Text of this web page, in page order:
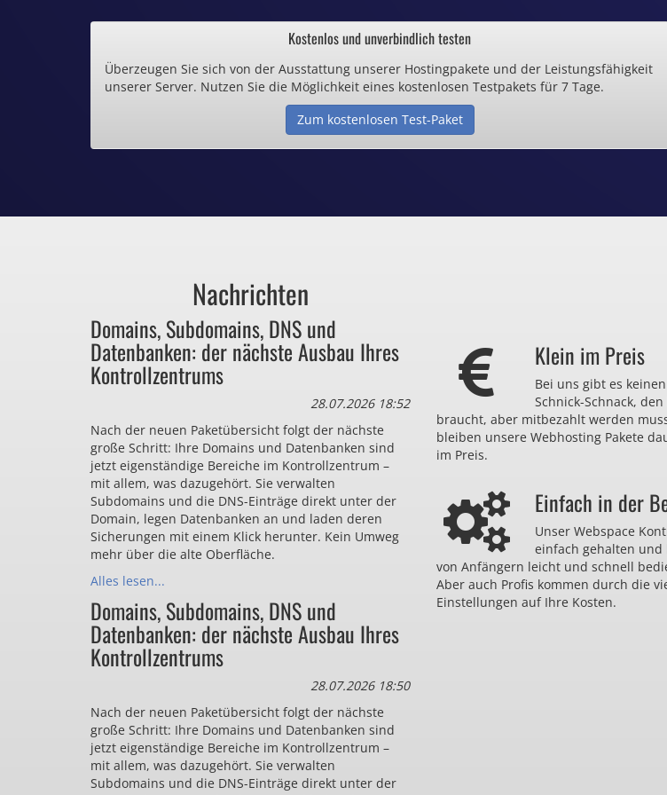
.de und .eu schon ab 0,70€ / Monat
Inklusive .de Domain
Webspace ab 1,25€ / Monat
Günstige SSL-Zertifikate
Bezahlen Sie auch zu viel
für Dinge, die sie gar nicht brauchen?
Kostenlos und unverbindlich testen
Überzeugen Sie sich von der Ausstattung unserer Hostingpakete und der Leistungsfähigkeit
unserer Server. Nutzen Sie die Möglichkeit eines kostenlosen Testpakets für 7 Tage.
Zum kostenlosen Test-Paket
Nachrichten
Domains, Subdomains, DNS und
Datenbanken: der nächste Ausbau Ihres
Kontrollzentrums
28.07.2026 18:52
Nach der neuen Paketübersicht folgt der nächste
große Schritt: Ihre Domains und Datenbanken sind
jetzt eigenständige Bereiche im Kontrollzentrum –
mit allem, was dazugehört. Sie verwalten
Subdomains und die DNS-Einträge direkt unter der
Domain, legen Datenbanken an und laden deren
Sicherungen mit einem Klick herunter. Kein Umweg
mehr über die alte Oberfläche.
Alles lesen...
Domains, Subdomains, DNS und
Datenbanken: der nächste Ausbau Ihres
Kontrollzentrums
28.07.2026 18:50
Nach der neuen Paketübersicht folgt der nächste
große Schritt: Ihre Domains und Datenbanken sind
jetzt eigenständige Bereiche im Kontrollzentrum –
mit allem, was dazugehört. Sie verwalten
Subdomains und die DNS-Einträge direkt unter der
Klein im Preis
Bei uns gibt es
Schnick-Schnack,
braucht, aber mitbezahlt werden
bleiben unsere Webhosting Pakete
im Preis.
Einfach in der
Unser Webspace
einfach gehalten und
von Anfängern leicht und schnell
Aber auch Profis kommen durch die
Einstellungen auf Ihre Kosten.